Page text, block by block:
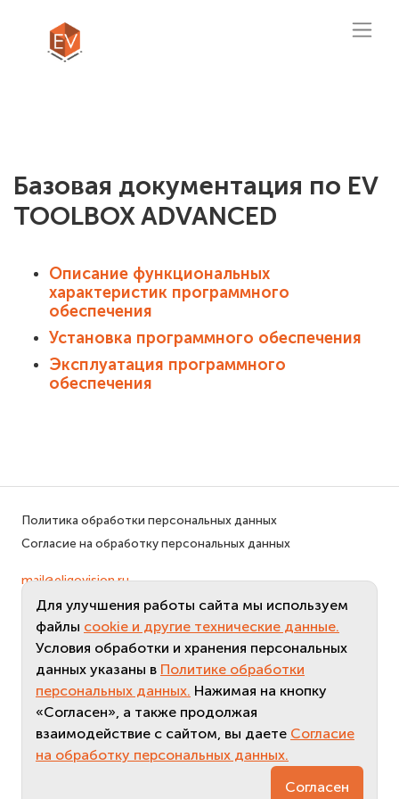
Базовая документация по EV
TOOLBOX ADVANCED
Описание функциональных
характеристик программного
обеспечения
Установка программного обеспечения
Эксплуатация программного
обеспечения
Политика обработки персональных данных
Согласие на обработку персональных данных
mail@eligovision.ru
+7 (495) 740 08 16
© ООО "ЭлигоВижн", 2005-2026
Для улучшения работы сайта мы используем
файлы cookie и другие технические данные.
Условия обработки и хранения персональных
данных указаны в Политике обработки
персональных данных. Нажимая на кнопку
«Согласен», а также продолжая
взаимодействие с сайтом, вы даете Согласие
на обработку персональных данных.
Согласен